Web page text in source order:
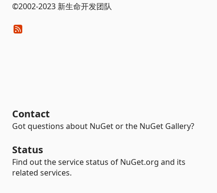
©2002-2023 新生命开发团队
Contact
Got questions about NuGet or the NuGet Gallery?
Status
Find out the service status of NuGet.org and its
related services.